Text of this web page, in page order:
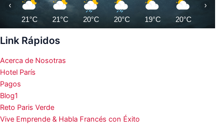
21°C 21°C 20°C 20°C 19°C 20°C
‹ ›
Link Rápidos
Acerca de Nosotras
Hotel París
Pagos
Blog1
Reto Paris Verde
Vive Emprende & Habla Francés con Éxito